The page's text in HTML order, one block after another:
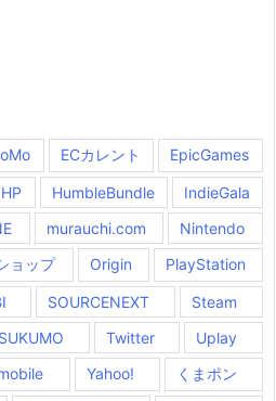
ECカレント EpicGames
HP HumbleBundle
IndieGala
murauchi.com
Nintendo
ョップ Origin PlayStation
SOURCENEXT
Steam
Twitter
Uplay
Yahoo! くまポン